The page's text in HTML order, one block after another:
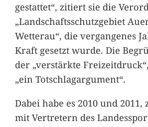
gestattet“, zitiert sie die
„Landschaftsschutzgebiet
Wetterau“, die vergangenes
Kraft gesetzt wurde. Die
der „verstärkte
„ein Totschlagargument“.
Dabei habe es 2010 und 2011,
mit Vertretern des